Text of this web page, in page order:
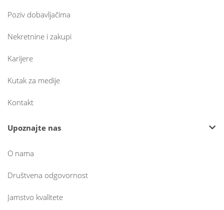
Poziv dobavljačima
Nekretnine i zakupi
Karijere
Kutak za medije
Kontakt
Upoznajte nas
O nama
Društvena odgovornost
Jamstvo kvalitete